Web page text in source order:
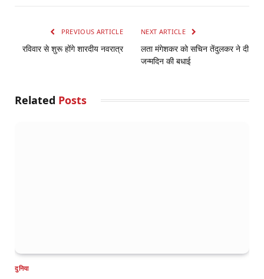
PREVIOUS ARTICLE
रविवार से शुरू होंगे शारदीय नवरात्र
NEXT ARTICLE
लता मंगेशकर को सचिन तेंदुलकर ने दी
जन्मदिन की बधाई
Related Posts
दुनिया